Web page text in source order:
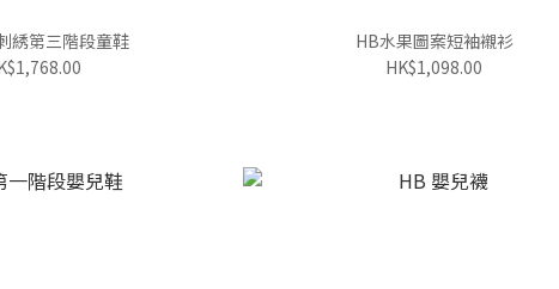
綉第三階段童鞋
HB水果圖案短袖襯衫
HK$1,098.00